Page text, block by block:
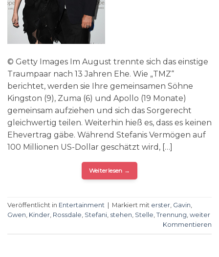
© Getty Images Im August trennte sich das einstige
Traumpaar nach 13 Jahren Ehe. Wie „TMZ“
berichtet, werden sie Ihre gemeinsamen Söhne
Kingston (9), Zuma (6) und Apollo (19 Monate)
gemeinsam aufziehen und sich das Sorgerecht
gleichwertig teilen. Weiterhin hieß es, dass es keinen
Ehevertrag gäbe. Während Stefanis Vermögen auf
100 Millionen US-Dollar geschätzt wird, […]
Weiterlesen →
Veröffentlicht in Entertainment Markiert mit erster Gavin
Gwen Kinder Rossdale Stefani stehen Stelle Trennung weiter
Kommentieren